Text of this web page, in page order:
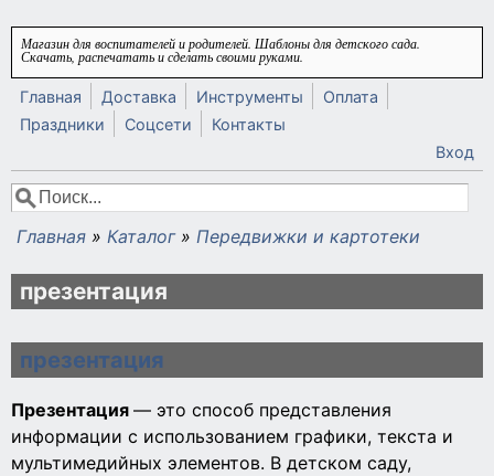
Перейти к основному содержанию
Магазин для воспитателей и родителей. Шаблоны для детского сада.
Скачать, распечатать и сделать своими руками.
Главная Доставка Инструменты
Оплата
Праздники
Соцсети
Контакты
Вход
Форма поиска
Поиск
Вы здесь
Главная » Каталог » Передвижки и картотеки
презентация
презентация
Презентация — это способ представления
информации с использованием графики, текста и
мультимедийных элементов. В детском саду,